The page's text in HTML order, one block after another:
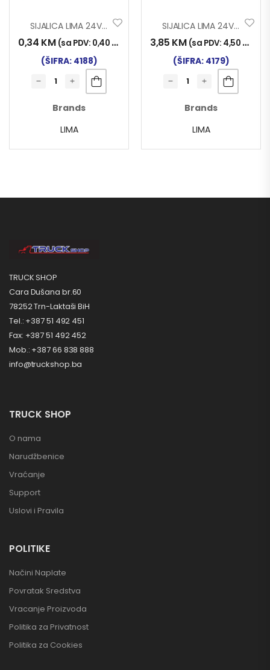
SIJALICA LIMA 24V W3W
0,34 KM (sa PDV: 0,40 KM
(ŠIFRA: 4188)
Brands
LIMA
SIJALICA LIMA 24V H4
3,85 KM (sa PDV: 4,50 KM
(ŠIFRA: 4179)
Brands
LIMA
TRUCK SHOP
Cara Dušana br.60
78252 Trn-Laktaši BiH
Tel.: +387 51 492 451
Fax: +387 51 492 452
Mob.: +387 66 838 888
info@truckshop.ba
TRUCK SHOP
O nama
Narudžbenice
Vraćanje
Support
Uslovi i Pravila
POLITIKE
Načini Naplate
Povratak Sredstva
Vracanje Proizvoda
Politika za Privatnost
Politika za Cookies